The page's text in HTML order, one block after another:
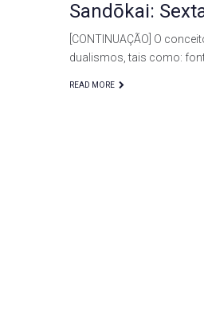
Sandōkai:
[CONTINUAÇÃO] O
dualismos, tais como:
READ MORE